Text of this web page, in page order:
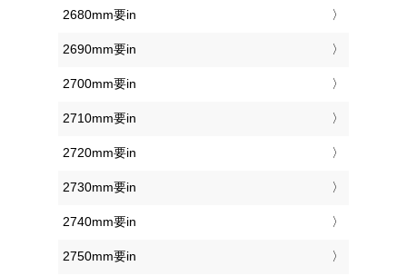
2680mm要in
2690mm要in
2700mm要in
2710mm要in
2720mm要in
2730mm要in
2740mm要in
2750mm要in